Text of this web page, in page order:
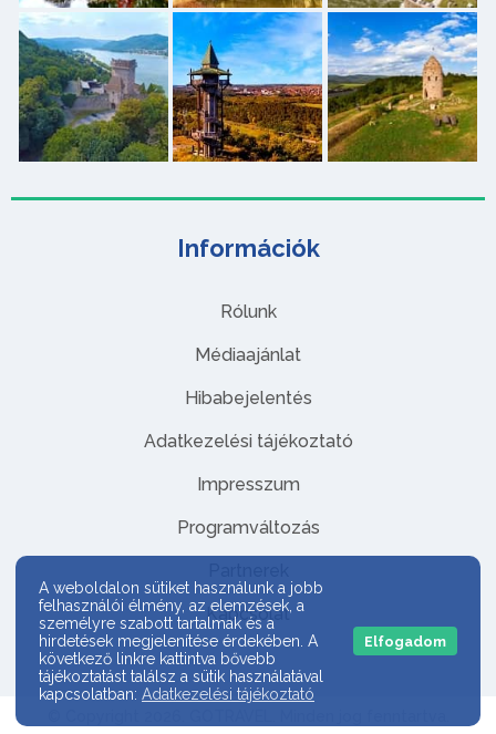
Információk
Rólunk
Médiaajánlat
Hibabejelentés
Adatkezelési tájékoztató
Impresszum
Programváltozás
Kapcsolat
A weboldalon sütiket használunk a jobb
felhasználói élmény, az elemzések, a
személyre szabott tartalmak és a
hirdetések megjelenítése érdekében. A
következő linkre kattintva bővebb
tájékoztatást találsz a sütik használatával
kapcsolatban: Adatkezelési tájékoztató
Elfogadom